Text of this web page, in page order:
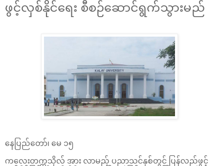
ဖွင့်လှစ်နိုင်ရေး စီစဉ်ဆောင်ရွက်သွားမည်
နေပြည်တော်၊ မေ ၁၅
ကလေးတက္ကသိုလ် အား လာမည့် ပညာသင်နှစ်တွင် ပြန်လည်ဖွင့်